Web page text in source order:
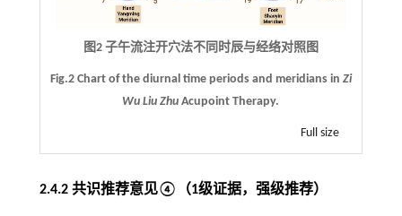
图2 子午流注开穴法不同时辰与经络对照图
Fig.2 Chart of the diurnal time periods and meridians in Zi
Wu Liu Zhu Acupoint Therapy.
Full size
2.4.2 共识推荐意见④（1级证据，强级推荐）